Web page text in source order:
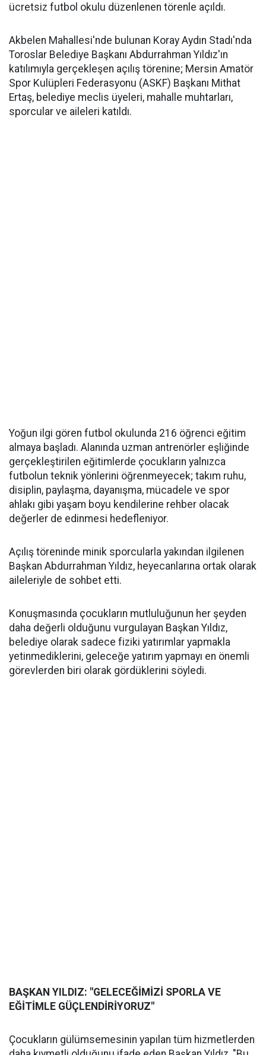
ücretsiz futbol okulu düzenlenen törenle açıldı.
Akbelen Mahallesi'nde bulunan Koray Aydın Stadı'nda
Toroslar Belediye Başkanı Abdurrahman Yıldız'ın
katılımıyla gerçekleşen açılış törenine; Mersin Amatör
Spor Kulüpleri Federasyonu (ASKF) Başkanı Mithat
Ertaş, belediye meclis üyeleri, mahalle muhtarları,
sporcular ve aileleri katıldı.
Yoğun ilgi gören futbol okulunda 216 öğrenci eğitim
almaya başladı. Alanında uzman antrenörler eşliğinde
gerçekleştirilen eğitimlerde çocukların yalnızca
futbolun teknik yönlerini öğrenmeyecek; takım ruhu,
disiplin, paylaşma, dayanışma, mücadele ve spor
ahlakı gibi yaşam boyu kendilerine rehber olacak
değerler de edinmesi hedefleniyor.
Açılış töreninde minik sporcularla yakından ilgilenen
Başkan Abdurrahman Yıldız, heyecanlarına ortak olarak
aileleriyle de sohbet etti.
Konuşmasında çocukların mutluluğunun her şeyden
daha değerli olduğunu vurgulayan Başkan Yıldız,
belediye olarak sadece fiziki yatırımlar yapmakla
yetinmediklerini, geleceğe yatırım yapmayı en önemli
görevlerden biri olarak gördüklerini söyledi.
BAŞKAN YILDIZ: "GELECEĞİMİZİ SPORLA VE
EĞİTİMLE GÜÇLENDİRİYORUZ"
Çocukların gülümsemesinin yapılan tüm hizmetlerden